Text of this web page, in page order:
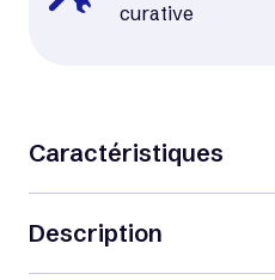
curative
Caractéristiques
Description